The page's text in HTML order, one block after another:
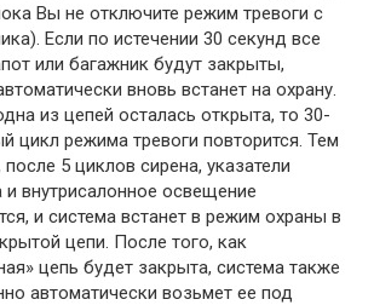
Вы не отключите режим тревоги с
Если по истечении 30 секунд все
или багажник будут закрыты,
вновь встанет на охрану.
из цепей осталась открыта, то 30-
цикл режима тревоги повторится. Тем
5 циклов сирена, указатели
и внутрисалонное освещение
и система встанет в режим охраны в
цепи. После того, как
цепь будет закрыта, система также
автоматически возьмет ее под